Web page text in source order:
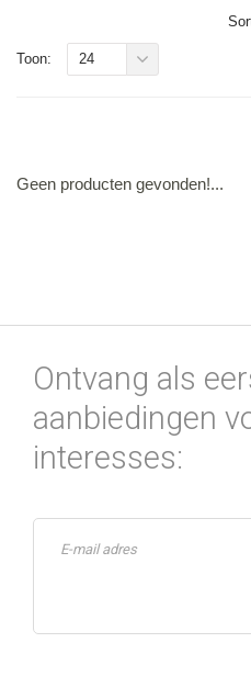
Toon: 24
Geen producten gevonden!...
Ontvang als
aanbiedingen
interesses: